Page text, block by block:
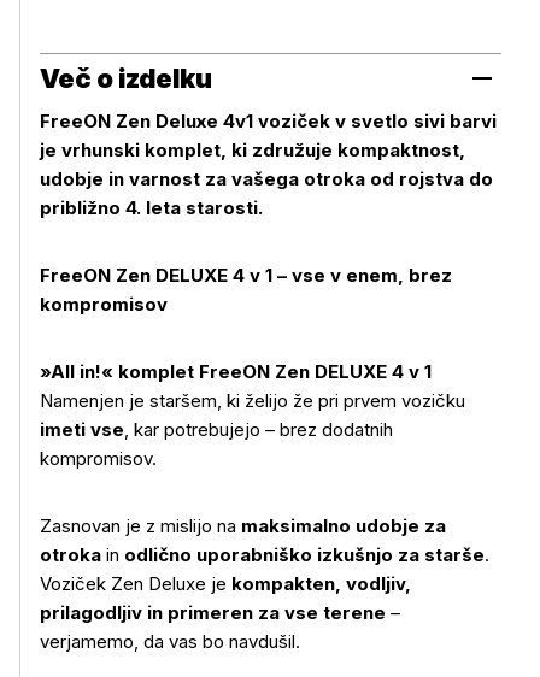
Več o izdelku
FreeON Zen Deluxe 4v1 voziček v svetlo sivi barvi
je vrhunski komplet, ki združuje kompaktnost,
udobje in varnost za vašega otroka od rojstva do
približno 4. leta starosti.
FreeON Zen DELUXE 4 v 1 – vse v enem, brez
kompromisov
»All in!« komplet FreeON Zen DELUXE 4 v 1
Namenjen je staršem, ki želijo že pri prvem vozičku
imeti vse, kar potrebujejo – brez dodatnih
kompromisov.
Zasnovan je z mislijo na maksimalno udobje za
otroka in odlično uporabniško izkušnjo za starše.
Voziček Zen Deluxe je kompakten, vodljiv,
prilagodljiv in primeren za vse terene –
verjamemo, da vas bo navdušil.